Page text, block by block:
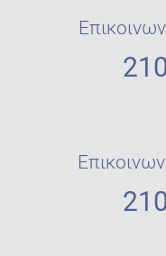
γραμμή
210